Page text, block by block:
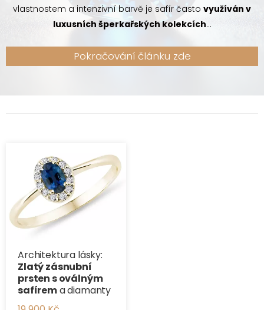
vlastnostem a intenzivní barvě je safír často využíván v
luxusních šperkařských kolekcích...
Pokračování článku zde
Architektura lásky:
Zlatý zásnubní
prsten s oválným
safírema diamanty